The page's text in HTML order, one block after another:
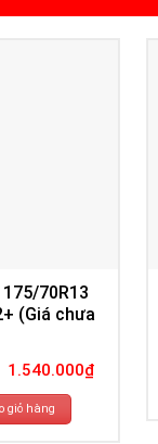
70R13
(Giá chưa
Giá
gốc
là:
1.690.000₫.
1.540.000₫Giá
hiện
giỏ hàng